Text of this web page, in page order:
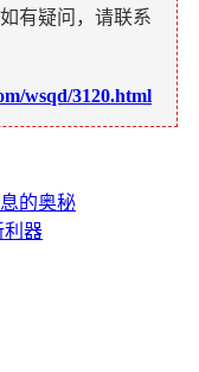
有疑问，请联系
wsqd/3120.html
的奥秘
利器